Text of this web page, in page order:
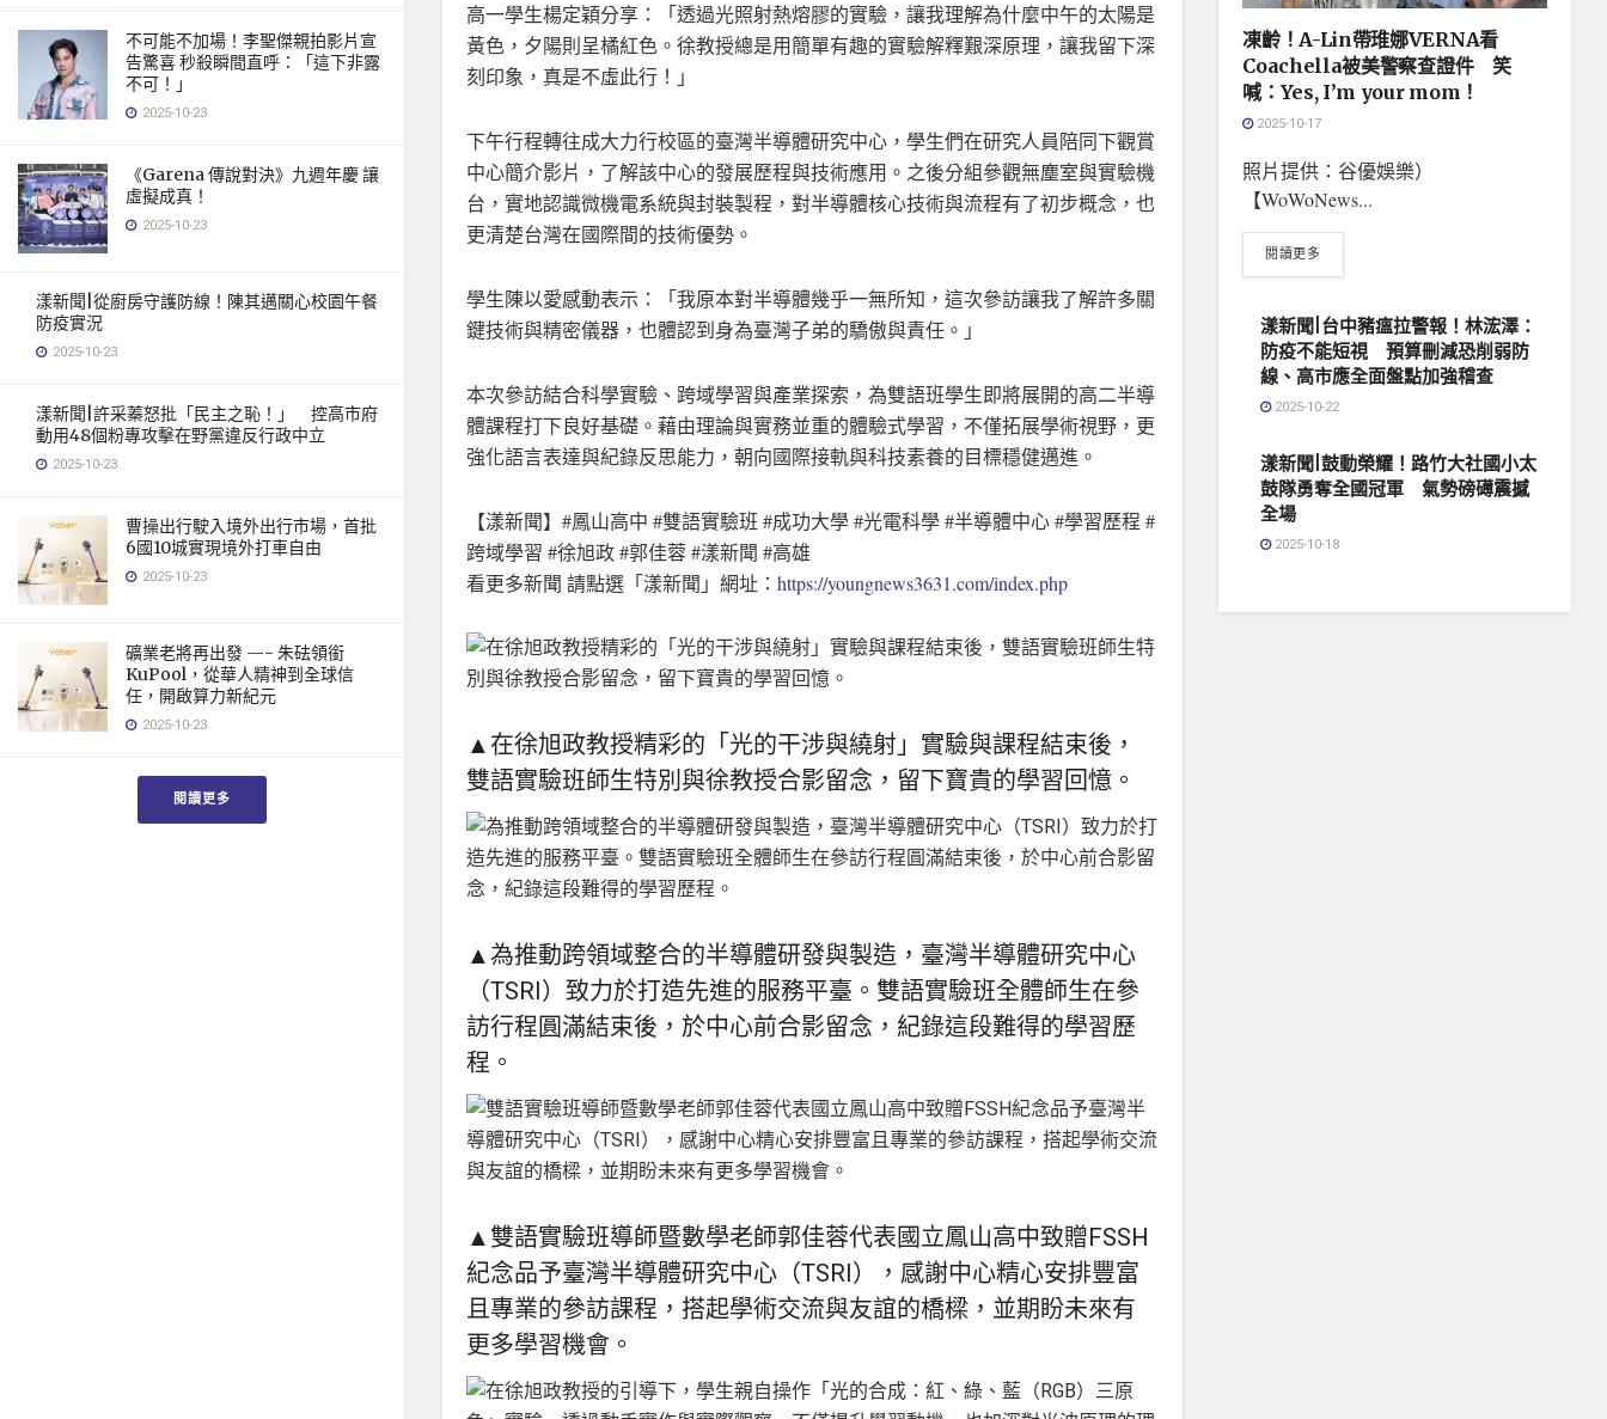
不可能不加場！李聖傑親拍影片宣
告驚喜 秒殺瞬間直呼：「這下非露
不可！」
2025-10-23
《Garena 傳說對決》九週年慶 讓
虛擬成真！
2025-10-23
漾新聞|從廚房守護防線！陳其邁關心校園午餐
防疫實況
2025-10-23
漾新聞|許采蓁怒批「民主之恥！」 控高市府
動用48個粉專攻擊在野黨違反行政中立
2025-10-23
曹操出行駛入境外出行市場，首批
6國10城實現境外打車自由
2025-10-23
礦業老將再出發 —- 朱砝領銜
KuPool，從華人精神到全球信
任，開啟算力新紀元
2025-10-23
閱讀更多
高一學生楊定穎分享：「透過光照射熱熔膠的實驗，讓我理解為什麼中午的太陽是
黃色，夕陽則呈橘紅色。徐教授總是用簡單有趣的實驗解釋艱深原理，讓我留下深
刻印象，真是不虛此行！」
下午行程轉往成大力行校區的臺灣半導體研究中心，學生們在研究人員陪同下觀賞
中心簡介影片，了解該中心的發展歷程與技術應用。之後分組參觀無塵室與實驗機
台，實地認識微機電系統與封裝製程，對半導體核心技術與流程有了初步概念，也
更清楚台灣在國際間的技術優勢。
學生陳以愛感動表示：「我原本對半導體幾乎一無所知，這次參訪讓我了解許多關
鍵技術與精密儀器，也體認到身為臺灣子弟的驕傲與責任。」
本次參訪結合科學實驗、跨域學習與產業探索，為雙語班學生即將展開的高二半導
體課程打下良好基礎。藉由理論與實務並重的體驗式學習，不僅拓展學術視野，更
強化語言表達與紀錄反思能力，朝向國際接軌與科技素養的目標穩健邁進。
【漾新聞】#鳳山高中 #雙語實驗班 #成功大學 #光電科學 #半導體中心 #學習歷程 #
跨域學習 #徐旭政 #郭佳蓉 #漾新聞 #高雄
看更多新聞 請點選「漾新聞」網址： https://youngnews3631.com/index.php
▲在徐旭政教授精彩的「光的干涉與繞射」實驗與課程結束後，
雙語實驗班師生特別與徐教授合影留念，留下寶貴的學習回憶。
▲為推動跨領域整合的半導體研發與製造，臺灣半導體研究中心
（TSRI）致力於打造先進的服務平臺。雙語實驗班全體師生在參
訪行程圓滿結束後，於中心前合影留念，紀錄這段難得的學習歷
程。
▲雙語實驗班導師暨數學老師郭佳蓉代表國立鳳山高中致贈FSSH
紀念品予臺灣半導體研究中心（TSRI），感謝中心精心安排豐富
且專業的參訪課程，搭起學術交流與友誼的橋樑，並期盼未來有
更多學習機會。
凍齡！A-Lin帶琟娜VERNA看
Coachella被美警察查證件 笑
喊：Yes, I’m your mom！
2025-10-17
照片提供：谷優娛樂）
【WoWoNews...
閱讀更多
漾新聞|台中豬瘟拉警報！林浤澤：
防疫不能短視 預算刪減恐削弱防
線、高市應全面盤點加強稽查
2025-10-22
漾新聞|鼓動榮耀！路竹大社國小太
鼓隊勇奪全國冠軍 氣勢磅礡震撼
全場
2025-10-18